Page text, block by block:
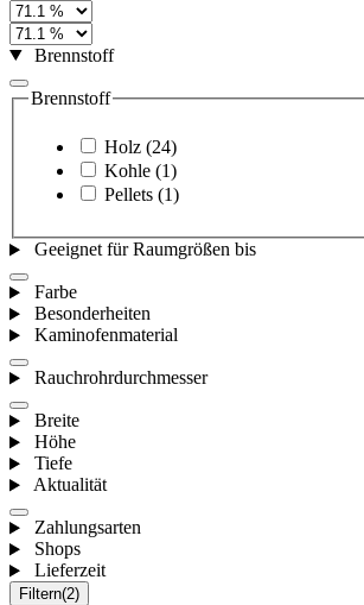
Brennstoff
Brennstoff
Holz (24)
Kohle (1)
Pellets (1)
Geeignet für Raumgrößen bis
Farbe
Besonderheiten
Kaminofenmaterial
Rauchrohrdurchmesser
Breite
Höhe
Tiefe
Aktualität
Zahlungsarten
Shops
Lieferzeit
Filtern(2)